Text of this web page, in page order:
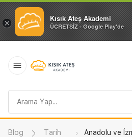
× Kısık Ateş Akademi
ÜCRETSİZ - Google Play'de
sorgusu
Blog
Tarih
Anadolu ve